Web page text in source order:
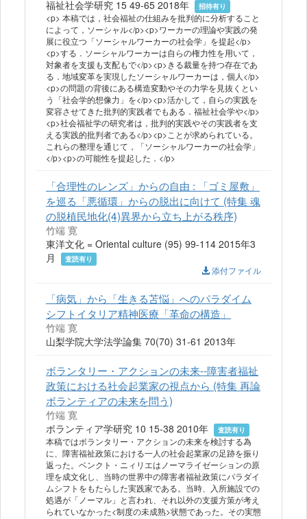
福祉社会学研究 15 49-65 2018年 招待有り
<p> 本稿では，社会福祉の仕組みを批判的に分析すること
によって，ソーシャル</p><p>ワーカーの理論や実践の発
展に役立つ「ソーシャルワーカーの社会学」を提起</p>
<p>する．ソーシャルワーカーは自らの権力性を用いて，
対象者を支援も支配もで</p><p>きる裁量を持つ存在であ
る．地域変革を実現したソーシャルワーカーは，個人</p>
<p>の問題の背後にある構造変動やその力学を見抜くとい
う「社会学的想像力」を</p><p>活かして，自らの実践を
変容させてきた批判的実践者でもある．福祉社会学や</p>
<p>社会福祉学の研究者は，批判的実践やその実践者を支
える実践的批判者である</p><p>ことが求められている。
これらの整理を通じて，「ソーシャルワーカーの社会学」
</p><p>の可能性を提起した．</p>
「合理性のレンズ」からの自由 : 「ゴミ屋敷」
を巡る「悪循環」からの脱出に向けて (特集 魂
の脱植民地化(4)異界から立ち上がる秩序)
竹端 寛
東洋文化 = Oriental culture (95) 99-114 2015年3
月
査読有り
添付ファイル
「病気」から「生きる苫悩」へのパラダイム
シフトイタリア精神医療「革命の構造」
竹端 寛
山梨学院大学法学論集 70(70) 31-61 2013年
ボランタリー・アクションの未来--障害者福祉
政策における社会起業家の視点から (特集 再論
ボランティアの未来を問う)
竹端 寛
ボランティア学研究 10 15-38 2010年
査読有り
本稿ではボランタリー・アクションの未来を検討する為
に、障害福祉政策における一人の社会起業家の足跡を振り
返った。ベンクト・ニィリエはノーマライゼーションの原
理を成文化し、当時の世界中の障害者福祉政策にパラダイ
ムシフトをもたらした実践家である。当時、入所施設での
処遇が「ノーマル」と言われ、それ以外の支援方策が考え
られていなかった<制度の未成熟>状態であった。その実態